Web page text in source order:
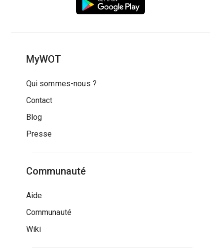
MyWOT
Qui sommes-nous ?
Contact
Blog
Presse
Communauté
Aide
Communauté
Wiki